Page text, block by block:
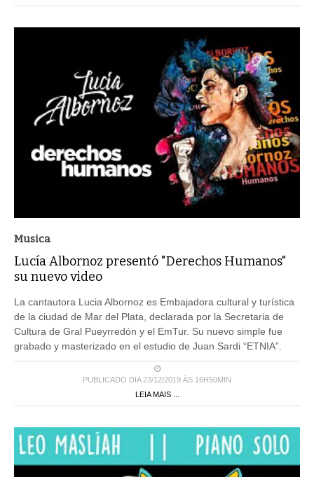
Musica
Lucía Albornoz presentó "Derechos Humanos"
su nuevo video
La cantautora Lucia Albornoz es Embajadora cultural y turística
de la ciudad de Mar del Plata, declarada por la Secretaria de
Cultura de Gral Pueyrredón y el EmTur. Su nuevo simple fue
grabado y masterizado en el estudio de Juan Sardi “ETNIA”.
PUBLICADO DIA 23/12/2019 ÀS 16H50MIN
LEIA MAIS ...